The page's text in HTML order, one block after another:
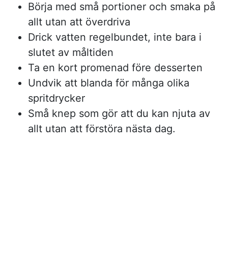
Börja med små portioner och smaka på
allt utan att överdriva
Drick vatten regelbundet, inte bara i
slutet av måltiden
Ta en kort promenad före desserten
Undvik att blanda för många olika
spritdrycker
Små knep som gör att du kan njuta av
allt utan att förstöra nästa dag.